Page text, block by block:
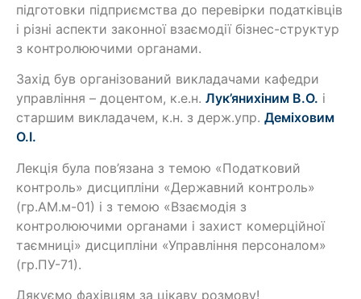
підготовки підприємства до перевірки податківців
і різні аспекти законної взаємодії бізнес-структур
з контролюючими органами.
Захід був організований викладачами кафедри
управління – доцентом, к.е.н. Лук’янихіним В.О. і
старшим викладачем, к.н. з держ.упр. Деміховим
О.І.
Лекція була пов’язана з темою «Податковий
контроль» дисципліни «Державний контроль»
(гр.АМ.м-01) і з темою «Взаємодія з
контролюючими органами і захист комерційної
таємниці» дисципліни «Управління персоналом»
(гр.ПУ-71).
Дякуємо фахівцям за цікаву розмову!